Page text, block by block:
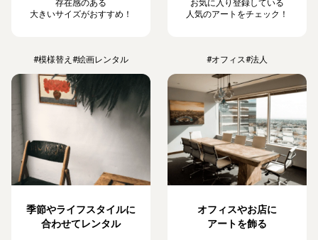
存在感のある
大きいサイズがおすすめ！
お気に入り登録している
人気のアートをチェック！
#模様替え #絵画レンタル
季節やライフスタイルに
合わせてレンタル
#オフィス#法人
オフィスやお店に
アートを飾る